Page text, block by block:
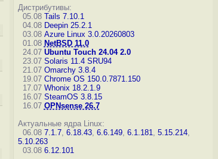
Дистрибутивы:
05.08 Tails 7.10.1
04.08 Deepin 25.2.1
03.08 Azure Linux 3.0.20260803
01.08 NetBSD 11.0
24.07 Ubuntu Touch 24.04 2.0
23.07 Solaris 11.4 SRU94
21.07 Omarchy 3.8.4
19.07 Chrome OS 150.0.7871.150
17.07 Whonix 18.2.1.9
16.07 SteamOS 3.8.15
16.07 OPNsense 26.7
Актуальные ядра Linux:
06.08 7.1.7, 6.18.43, 6.6.149, 6.1.181, 5.15.214,
5.10.263
03.08 6.12.101